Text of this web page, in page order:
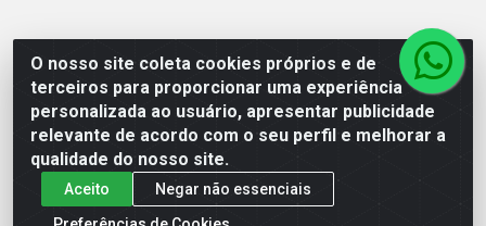
O nosso site coleta cookies próprios e de
terceiros para proporcionar uma experiência
personalizada ao usuário, apresentar publicidade
relevante de acordo com o seu perfil e melhorar a
qualidade do nosso site.
Aceito
Negar não essenciais
Distac Distribuidora - Av. Durval de Góes Monteiro, 7049
- Jardim Petrópolis - Maceió/AL - CEP 57061-000 - CNPJ
08.072.649/0001-20